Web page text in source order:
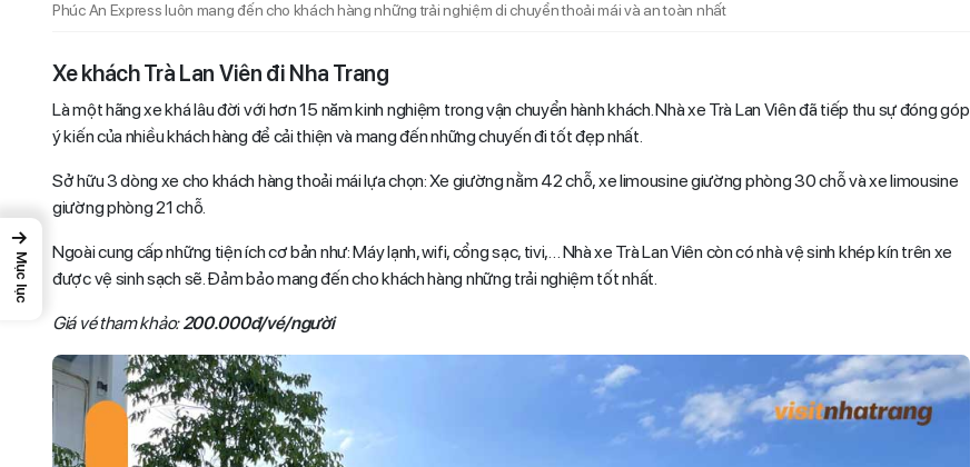
Phúc An Express luôn mang đến cho khách hàng những trải nghiệm di chuyển thoải mái và an toàn nhất
Xe khách Trà Lan Viên đi Nha Trang
Là một hãng xe khá lâu đời với hơn 15 năm kinh nghiệm trong vận chuyển hành khách. Nhà xe Trà Lan Viên đã tiếp thu sự đóng góp
ý kiến của nhiều khách hàng để cải thiện và mang đến những chuyến đi tốt đẹp nhất.
Sở hữu 3 dòng xe cho khách hàng thoải mái lựa chọn: Xe giường nằm 42 chỗ, xe limousine giường phòng 30 chỗ và xe limousine
giường phòng 21 chỗ.
Ngoài cung cấp những tiện ích cơ bản như: Máy lạnh, wifi, cổng sạc, tivi,… Nhà xe Trà Lan Viên còn có nhà vệ sinh khép kín trên xe
được vệ sinh sạch sẽ. Đảm bảo mang đến cho khách hàng những trải nghiệm tốt nhất.
Giá vé tham khảo:200.000đ/vé/người
→
Mục lục